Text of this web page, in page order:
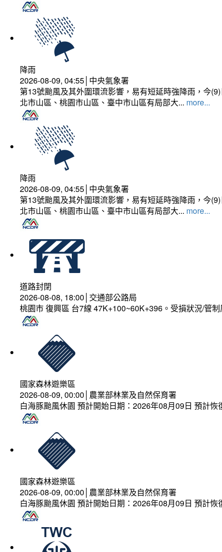
降雨
2026-08-09, 04:55│中央氣象署
第13號颱風及其外圍環流影響，易有短延時強降雨，今
北市山區、桃園市山區、臺中市山區有局部大... more...
降雨
2026-08-09, 04:55│中央氣象署
第13號颱風及其外圍環流影響，易有短延時強降雨，今
北市山區、桃園市山區、臺中市山區有局部大... more...
道路封閉
2026-08-08, 18:00│交通部公路局
桃園市 復興區 台7線 47K+100~60K+396。受損狀況/管
國家森林遊樂區
2026-08-09, 00:00│農業部林業及自然保育署
白海豚颱風休園 預計開始日期：2026年08月09日 預計
國家森林遊樂區
2026-08-09, 00:00│農業部林業及自然保育署
白海豚颱風休園 預計開始日期：2026年08月09日 預計